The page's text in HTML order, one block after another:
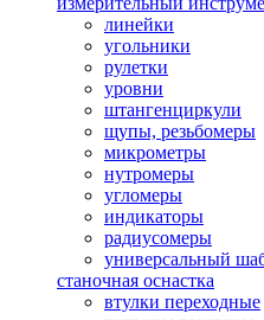
линейки
угольники
рулетки
уровни
штангенциркули
щупы, резьбомеры
микрометры
нутромеры
угломеры
индикаторы
радиусомеры
универсальный
станочная оснастка
втулки переходные